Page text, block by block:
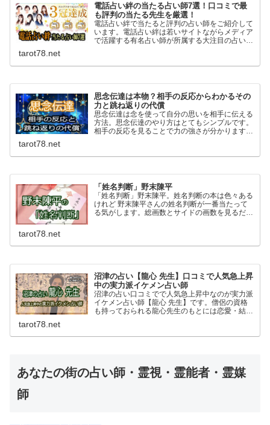
電話占い絆の当たる占い師7選！口コミで最
も評判の当たる先生を厳選！
電話占い絆で当たると評判の占い師をご紹介して
います。電話占い絆は若いサイトながらメディア
で活躍する有名占い師が所属する大注目の占いサ
定もできますよ！
tarot78.net
思念伝達は本物？相手の反応からわかるその
力と跳ね返りの代償
思念伝達は念を使って自分の思いを相手に伝える
方法。思念伝達のやり方はとてもシンプルです。
相手の反応を見ることで力の強さが分かります。
tarot78.net
「姓名判断」野末陳平
「姓名判断」野末陳平。姓名判断の本は色々ある
けれど 野末陳平さんの姓名判断が一番当たって
る気がします。総画数とサイドの画数を見るだけ
tarot78.net
沼津の占い【龍心 先生】口コミで人気急上昇
中の実力派イケメン占い師
沼津の占い口コミでで人気急上昇中なのが実力派
イケメン占い師【龍心 先生】です。僧侶の資格
も持っておられる龍心先生のもとには恋愛・結
介しています。
tarot78.net
あなたの街の占い師・霊視・霊能者・霊媒
師